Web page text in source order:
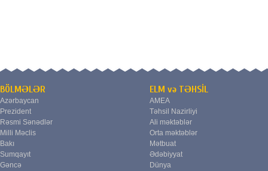
BÖLMƏLƏR
Azərbaycan
Prezident
Rəsmi Sənədlər
Milli Məclis
Bakı
Sumqayıt
Gəncə
ELM və TƏHSİL
AMEA
Təhsil Nazirliyi
Ali məktəblər
Orta məktəblər
Mətbuat
Ədəbiyyat
Dünya